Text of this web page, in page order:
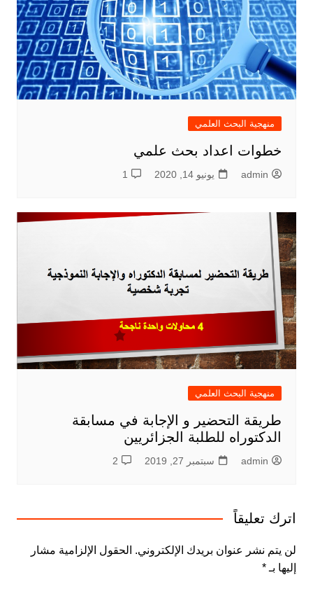
منهجية البحث العلمي
خطوات اعداد بحث علمي
admin يونيو 14, 2020 1
منهجية البحث العلمي
طريقة التحضير و الإجابة في مسابقة
الدكتوراه للطلبة الجزائريين
admin سبتمبر 27, 2019 2
اترك تعليقاً
لن يتم نشر عنوان بريدك الإلكتروني. الحقول الإلزامية مشار
إليها بـ *